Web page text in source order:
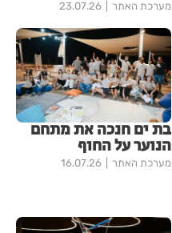
מערכת האתר 23.07.26
בת ים חנכה את מתחם
הנוער על החוף
מערכת האתר 16.07.26